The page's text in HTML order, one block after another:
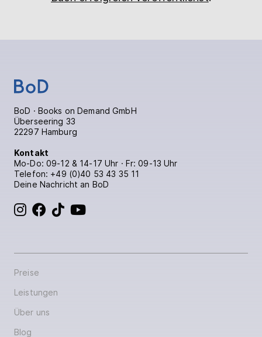
BoD · Books on Demand GmbH
Überseering 33
22297 Hamburg
Kontakt
Mo-Do: 09-12 & 14-17 Uhr · Fr: 09-13 Uhr
Telefon: +49 (0)40 53 43 35 11
Deine Nachricht an BoD
BoD bei Instagram
BoD bei Facebook
BoD bei TikTok
Preise
Leistungen
Über uns
Blog